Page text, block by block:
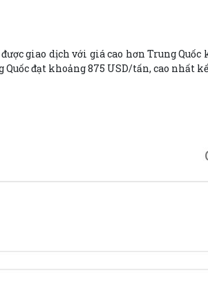
được giao dịch với giá cao hơn Trung
Quốc đạt khoảng 875 USD/tấn, cao nhất